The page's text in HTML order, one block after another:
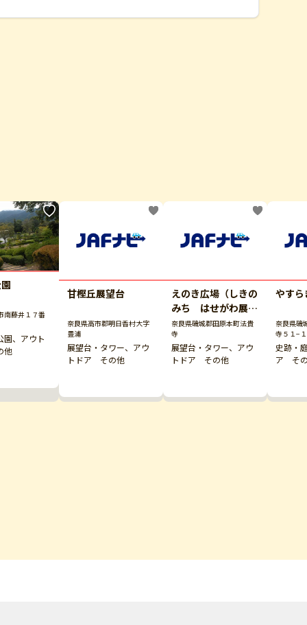
南藤井１７番
園、アウト
他
甘樫丘展望台
奈良県高市郡明日香村大字
豊浦
展望台・タワー、アウ
トドア その他
えのき広場（しきの
みち はせがわ展望
公園内）
奈良県磯城郡田原本町法貴
寺
展望台・タワー、アウ
トドア その他
やす
奈良県磯
寺５１−１
史跡・
ア そ